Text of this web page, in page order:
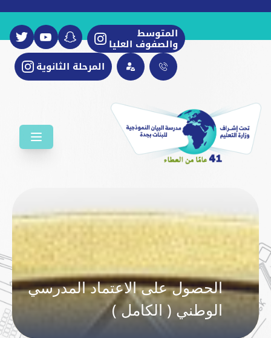
المتوسط
والصفوف العليا
المرحلة الثانوية
الحصول على الاعتماد المدرسي
الوطني ( الكامل )